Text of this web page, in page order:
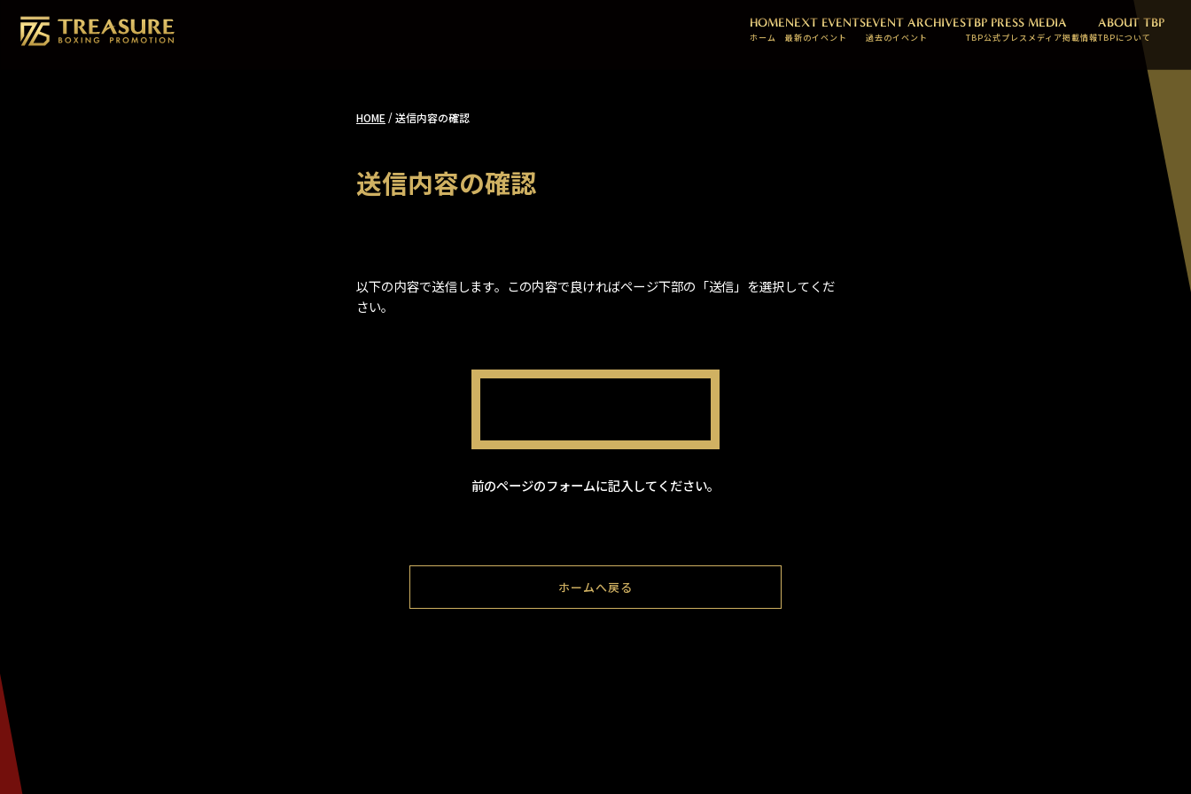
HOME
ホーム
NEXT EVENTS
最新のイベント
EVENT ARCHIVES
過去のイベント
TBP PRESS
TBP公式プレス
MEDIA
メディア掲載情報
ABOUT TBP
TBPについて
HOME /送信内容の確認
送信内容の確認
以下の内容で送信します。この内容で良ければページ下部の「送信」を選択してくだ
さい。
前のページのフォームに記入してください。
ホームへ戻る